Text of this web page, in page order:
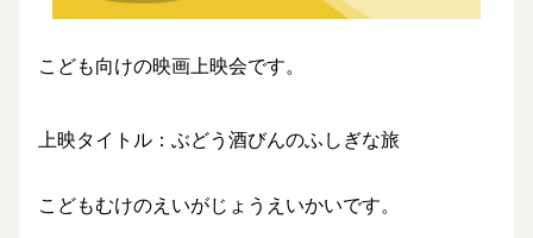
こども向けの映画上映会です。
上映タイトル：ぶどう酒びんのふしぎな旅
こどもむけのえいがじょうえいかいです。